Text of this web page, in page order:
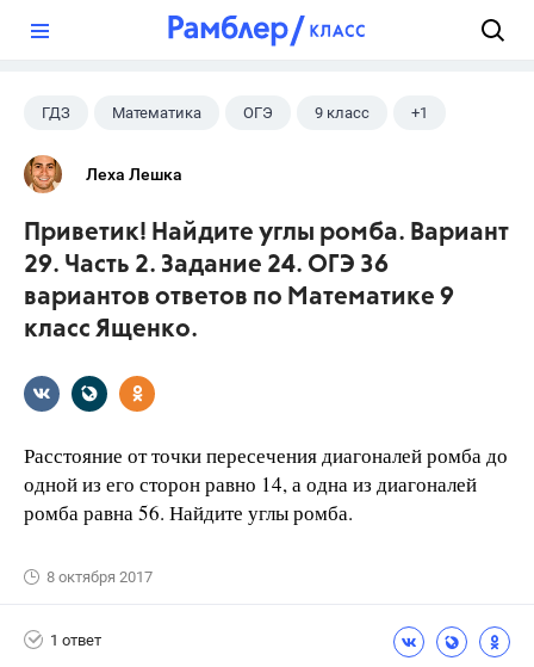
ГДЗ Математика ОГЭ 9 класс +1
Ященко И.В.
Леха Лешка
Приветик! Найдите углы ромба. Вариант
29. Часть 2. Задание 24. ОГЭ 36
вариантов ответов по Математике 9
класс Ященко.
Расстояние от точки пересечения диагоналей ромба до
одной из его сторон равно 14, а одна из диагоналей
ромба равна 56. Найдите углы ромба.
8 октября 2017
1 ответ